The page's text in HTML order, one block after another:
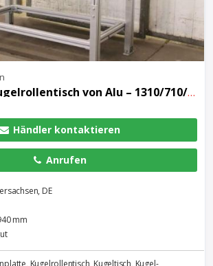
Ablagetisch Kugelrollentisch von Alu – 1310/710/H940 mm
Händler kontaktieren
Anrufen
DE
mm
Kugelrollentisch, Kugeltisch, Kugel-